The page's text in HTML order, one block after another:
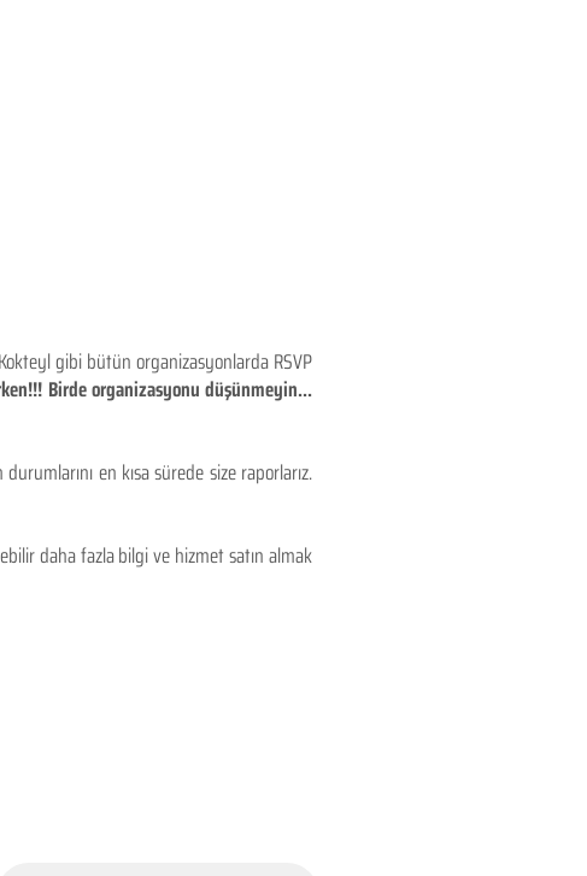
gibi bütün organizasyonlarda RSVP
Birde organizasyonu düşünmeyin...
en kısa sürede size raporlarız.
daha fazla bilgi ve hizmet satın almak